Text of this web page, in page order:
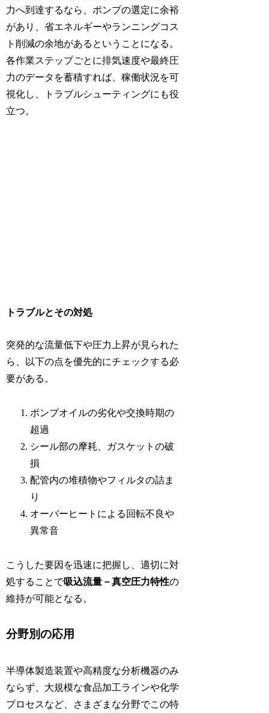
力へ到達するなら、ポンプの選定に余裕
があり、省エネルギーやランニングコス
ト削減の余地があるということになる。
各作業ステップごとに排気速度や最終圧
力のデータを蓄積すれば、稼働状況を可
視化し、トラブルシューティングにも役
立つ。
トラブルとその対処
突発的な流量低下や圧力上昇が見られた
ら、以下の点を優先的にチェックする必
要がある。
ポンプオイルの劣化や交換時期の
超過
シール部の摩耗、ガスケットの破
損
配管内の堆積物やフィルタの詰ま
り
オーバーヒートによる回転不良や
異常音
こうした要因を迅速に把握し、適切に対
処することで吸込流量－真空圧力特性の
維持が可能となる。
分野別の応用
半導体製造装置や高精度な分析機器のみ
ならず、大規模な食品加工ラインや化学
プロセスなど、さまざまな分野でこの特